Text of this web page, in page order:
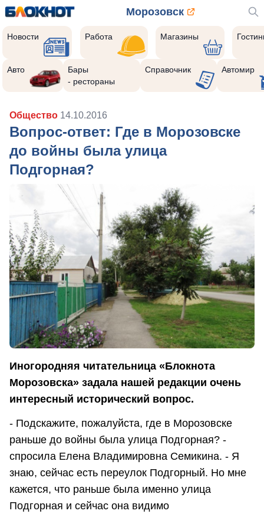
Морозовск
Новости Работа Магазины
Авто
Бары
- рестораны
Справочник Автомир
Общество 14.10.2016
Вопрос-ответ: Где в Морозовске
до войны была улица
Подгорная?
Иногородняя читательница «Блокнота
Морозовска» задала нашей редакции очень
интересный исторический вопрос.
- Подскажите, пожалуйста, где в Морозовске
раньше до войны была улица Подгорная? -
спросила Елена Владимировна Семикина. - Я
знаю, сейчас есть переулок Подгорный. Но мне
кажется, что раньше была именно улица
Подгорная и сейчас она видимо